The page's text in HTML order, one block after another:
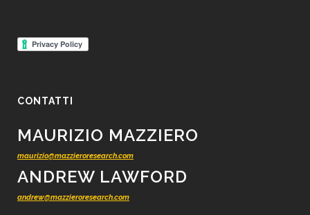
CONTATTI
MAURIZIO MAZZIERO
maurizio@mazzieroresearch.com
ANDREW LAWFORD
andrew@mazzieroresearch.com